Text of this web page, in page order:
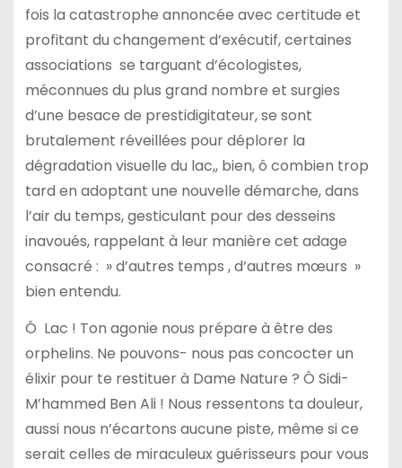
fois la catastrophe annoncée avec certitude et
profitant du changement d’exécutif, certaines
associations se targuant d’écologistes,
méconnues du plus grand nombre et surgies
d’une besace de prestidigitateur, se sont
brutalement réveillées pour déplorer la
dégradation visuelle du lac,, bien, ô combien trop
tard en adoptant une nouvelle démarche, dans
l’air du temps, gesticulant pour des desseins
inavoués, rappelant à leur manière cet adage
consacré : » d’autres temps , d’autres mœurs »
bien entendu.
Ô Lac ! Ton agonie nous prépare à être des
orphelins. Ne pouvons- nous pas concocter un
élixir pour te restituer à Dame Nature ? Ô Sidi-
M’hammed Ben Ali ! Nous ressentons ta douleur,
aussi nous n’écartons aucune piste, même si ce
serait celles de miraculeux guérisseurs pour vous